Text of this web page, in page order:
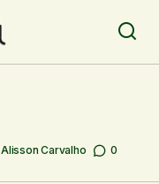
Alisson Carvalho 0